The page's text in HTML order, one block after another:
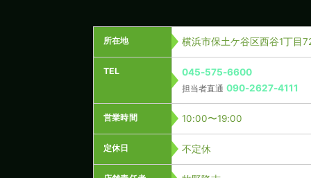
所在地 横浜市保土ケ谷区西谷1丁目
TEL 045-575-6600
担当者直通 090-2627-4111
営業時間 10:00〜19:00
定休日 不定休